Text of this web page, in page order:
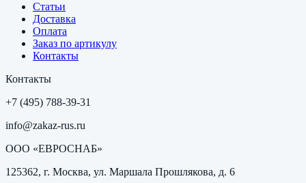
Статьи
Доставка
Оплата
Заказ по артикулу
Контакты
Контакты
+7 (495) 788-39-31
info@zakaz-rus.ru
ООО «ЕВРОСНАБ»
125362, г. Москва, ул. Маршала Прошлякова, д. 6